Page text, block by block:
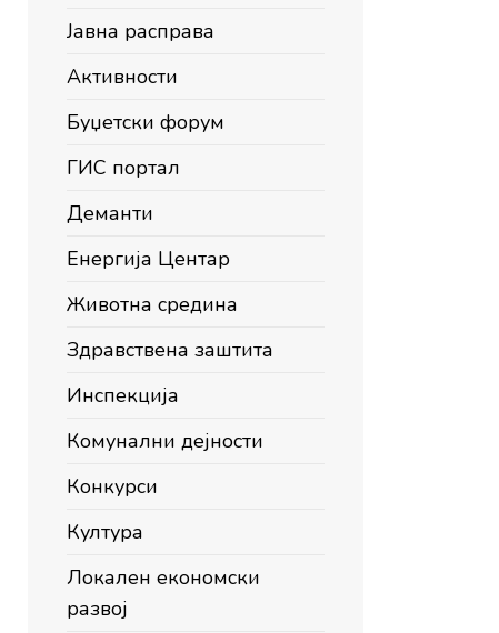
Јавна расправа
Активности
Буџетски форум
ГИС портал
Деманти
Енергија Центар
Животна средина
Здравствена заштита
Инспекција
Комунални дејности
Конкурси
Култура
Локален економски
развој